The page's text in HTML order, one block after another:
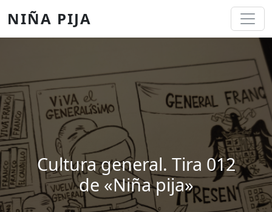
NIÑA PIJA
Cultura general. Tira 012
de «Niña pija»